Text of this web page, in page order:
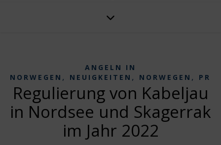
ANGELN IN
NORWEGEN , NEUIGKEITEN , NORWEGEN ,
Regulierung von Kabeljau
in Nordsee und Skagerrak
im Jahr 2022